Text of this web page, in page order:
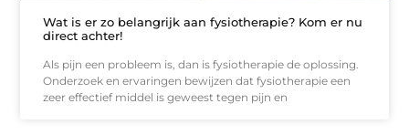
Wat is er zo belangrijk aan fysiotherapie? Kom er nu
direct achter!
Als pijn een probleem is, dan is fysiotherapie de oplossing.
Onderzoek en ervaringen bewijzen dat fysiotherapie een
zeer effectief middel is geweest tegen pijn en